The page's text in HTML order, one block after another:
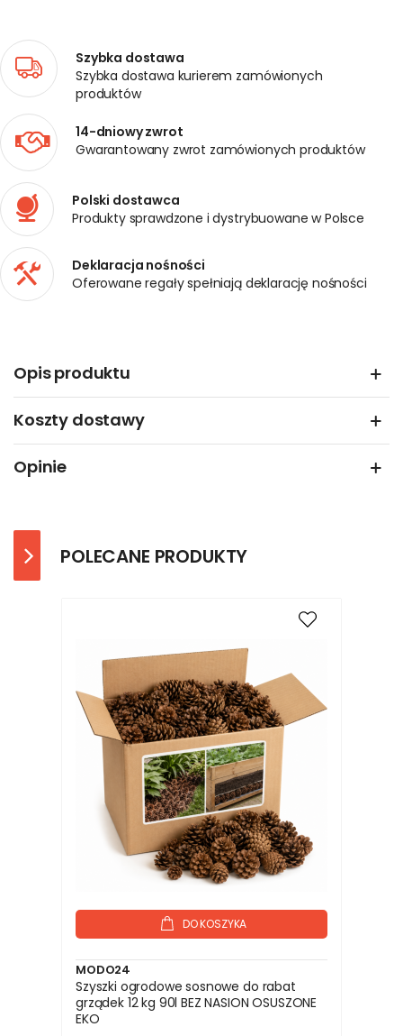
Szybka dostawa
Szybka dostawa kurierem zamówionych
produktów
14-dniowy zwrot
Gwarantowany zwrot zamówionych produktów
Polski dostawca
Produkty sprawdzone i dystrybuowane w Polsce
Deklaracja nośności
Oferowane regały spełniają deklarację nośności
Opis produktu
Koszty dostawy
Opinie
POLECANE PRODUKTY
DO KOSZYKA
MODO24
Szyszki ogrodowe sosnowe do rabat
grządek 12 kg 90l BEZ NASION OSUSZONE
EKO